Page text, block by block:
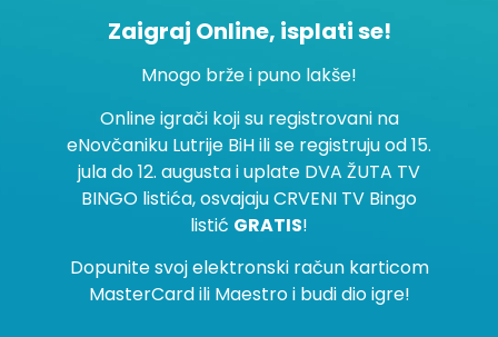
Zaigraj Online, isplati se!
Mnogo brže i puno lakše!
Online igrači koji su registrovani na
eNovčaniku Lutrije BiH ili se registruju od 15.
jula do 12. augusta i uplate DVA ŽUTA TV
BINGO listića, osvajaju CRVENI TV Bingo
listić GRATIS!
Dopunite svoj elektronski račun karticom
MasterCard ili Maestro i budi dio igre!